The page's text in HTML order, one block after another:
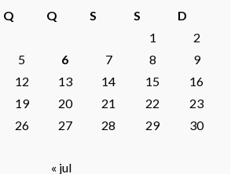
Q Q S S
D
1
2
5 6 7 8
9
12 13 14 15
16
19 20 21 22
23
26 27 28 29
30
« jul